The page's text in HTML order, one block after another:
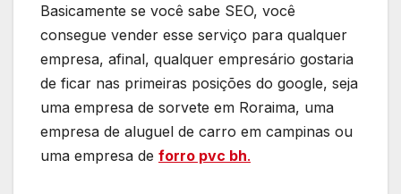
Basicamente se você sabe SEO, você
consegue vender esse serviço para qualquer
empresa, afinal, qualquer empresário gostaria
de ficar nas primeiras posições do google, seja
uma empresa de sorvete em Roraima, uma
empresa de aluguel de carro em campinas ou
uma empresa de forro pvc bh.